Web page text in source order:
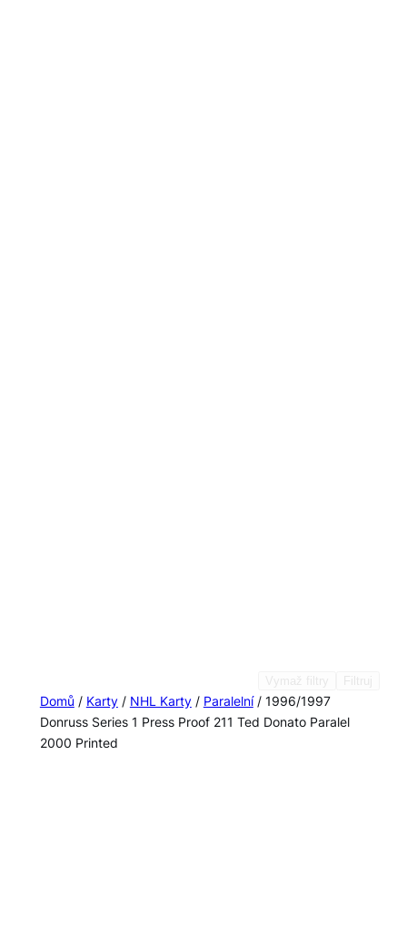
Domů / Karty/ NHL Karty/ Paralelní/ 1996/1997
Donruss Series 1 Press Proof 211 Ted Donato Paralel
2000 Printed